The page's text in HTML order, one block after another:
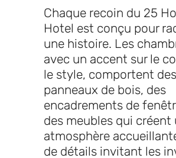
Chaque recoin du 25
Hotel est conçu pour
une histoire. Les
avec un accent sur le
le style, comportent des
panneaux de bois, des
encadrements de
des meubles qui créent
atmosphère
de détails invitant les